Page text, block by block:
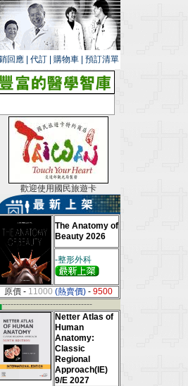
回應 代訂 購物車 預訂清單
歡迎使用國民旅遊卡
The Anatomy of
Beauty 2026
-整形外科
原價 - 11000 (熱賣價) - 9500
--------------------------------
Netter Atlas of
Human
Anatomy:
Classic
Regional
Approach(IE)
9/E 2027